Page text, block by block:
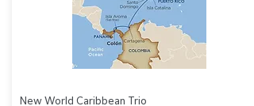
New World Caribbean Trio